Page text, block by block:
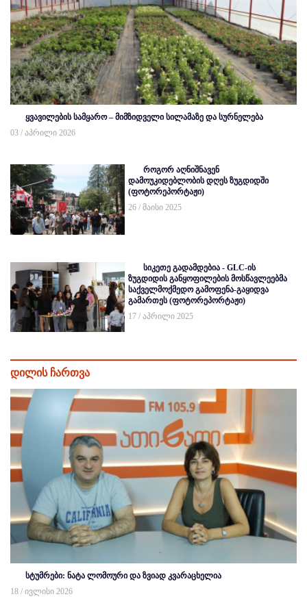
ყვავილების სამყარო – მიმზიდველი სილამაზე და სურნელება
03 / აპრილი 2026
როგორ აღნიშნავენ
დამოუკიდებლობის დღეს ზუგდიდში
(ფოტორეპორტაჟი)
26 / მაისი 2025
სიკეთე გადამდებია - GLC-ის
ზუგდიდის განყოფილების მოსწავლეებმა
საქველმოქმედო გამოფენა-გაყიდვა
გამართეს (ფოტორეპორტაჟი)
17 / აპრილი 2025
დილის ჩართვა
სტუმრები: ნატა ლომოური და ზვიად კვარაცხელია
18 / ივლისი 2026